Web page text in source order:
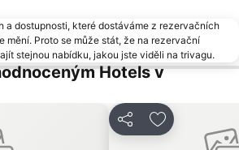
Poreč 24 hours
Villas Rubin
Brulo
AC Zelena Laguna
Centre
Aquapark Istralandia
a dostupnosti, které dostáváme z rezervačních
mění. Proto se může stát, že na rezervační
stejnou nabídku, jakou jste viděli na trivagu.
Hotels v
oblíbených hotelů
Sdílet Přidat na